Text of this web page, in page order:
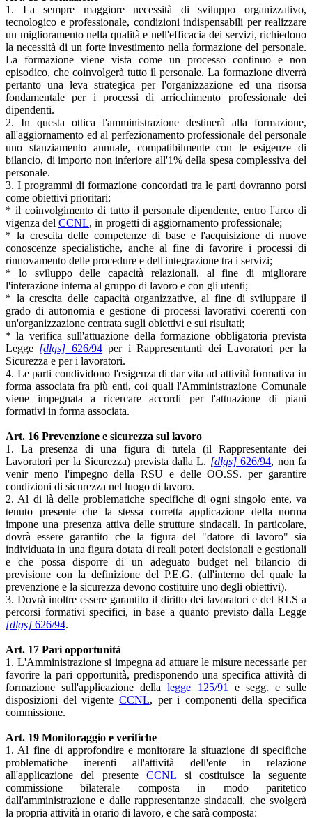
1. La sempre maggiore necessità di sviluppo organizzativo,
tecnologico e professionale, condizioni indispensabili per realizzare
un miglioramento nella qualità e nell'efficacia dei servizi, richiedono
la necessità di un forte investimento nella formazione del personale.
La formazione viene vista come un processo continuo e non
episodico, che coinvolgerà tutto il personale. La formazione diverrà
pertanto una leva strategica per l'organizzazione ed una risorsa
fondamentale per i processi di arricchimento professionale dei
dipendenti.
2. In questa ottica l'amministrazione destinerà alla formazione,
all'aggiornamento ed al perfezionamento professionale del personale
uno stanziamento annuale, compatibilmente con le esigenze di
bilancio, di importo non inferiore all'1% della spesa complessiva del
personale.
3. I programmi di formazione concordati tra le parti dovranno porsi
come obiettivi prioritari:
* il coinvolgimento di tutto il personale dipendente, entro l'arco di
vigenza del CCNL, in progetti di aggiornamento professionale;
* la crescita delle competenze di base e l'acquisizione di nuove
conoscenze specialistiche, anche al fine di favorire i processi di
rinnovamento delle procedure e dell'integrazione tra i servizi;
* lo sviluppo delle capacità relazionali, al fine di migliorare
l'interazione interna al gruppo di lavoro e con gli utenti;
* la crescita delle capacità organizzative, al fine di sviluppare il
grado di autonomia e gestione di processi lavorativi coerenti con
un'organizzazione centrata sugli obiettivi e sui risultati;
* la verifica sull'attuazione della formazione obbligatoria prevista
Legge [dlgs] 626/94per i Rappresentanti dei Lavoratori per la
Sicurezza e per i lavoratori.
4. Le parti condividono l'esigenza di dar vita ad attività formativa in
forma associata fra più enti, coi quali l'Amministrazione Comunale
viene impegnata a ricercare accordi per l'attuazione di piani
formativi in forma associata.
Art. 16 Prevenzione e sicurezza sul lavoro
1. La presenza di una figura di tutela (il Rappresentante dei
Lavoratori per la Sicurezza) prevista dalla L. [dlgs]626/94, non fa
venir meno l'impegno della RSU e delle OO.SS. per garantire
condizioni di sicurezza nel luogo di lavoro.
2. Al di là delle problematiche specifiche di ogni singolo ente, va
tenuto presente che la stessa corretta applicazione della norma
impone una presenza attiva delle strutture sindacali. In particolare,
dovrà essere garantito che la figura del "datore di lavoro" sia
individuata in una figura dotata di reali poteri decisionali e gestionali
e che possa disporre di un adeguato budget nel bilancio di
previsione con la definizione del P.E.G. (all'interno del quale la
prevenzione e la sicurezza devono costituire uno degli obiettivi).
3. Dovrà inoltre essere garantito il diritto dei lavoratori e del RLS a
percorsi formativi specifici, in base a quanto previsto dalla Legge
[dlgs] 626/94.
Art. 17 Pari opportunità
1. L'Amministrazione si impegna ad attuare le misure necessarie per
favorire la pari opportunità, predisponendo una specifica attività di
formazione sull'applicazione dellalegge 125/91
e segg. e sulle
disposizioni del vigente CCNL, per i componenti della specifica
commissione.
Art. 19 Monitoraggio e verifiche
1. Al fine di approfondire e monitorare la situazione di specifiche
problematiche inerenti all'attività dell'ente in relazione
all'applicazione del presenteCCNL si costituisce la seguente
commissione bilaterale composta in modo paritetico
dall'amministrazione e dalle rappresentanze sindacali, che svolgerà
la propria attività in orario di lavoro, e che sarà composta: